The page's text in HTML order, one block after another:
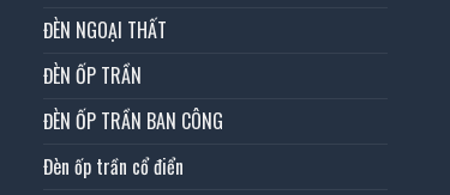
ĐÈN NGOẠI THẤT
ĐÈN ỐP TRẦN
ĐÈN ỐP TRẦN BAN CÔNG
Đèn ốp trần cổ điển